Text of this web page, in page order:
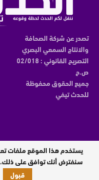
تصدر عن شركة الصحافة
والانتاج السمعي البصري
التصريح القانوني : 02/018
ص.ح
جميع الحقوق محفوظة
للحدث تيفي
مدير النشر : عبدالقادر الوالي
تصميم وبرمجة
يستخدم هذا الموقع ملفات
سنفترض أنك توافق على ذلك،
قبول